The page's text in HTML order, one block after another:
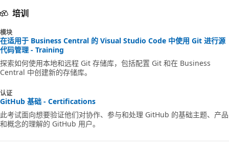
培训
模块
在适用于 Business Central 的 Visual Studio Code 中使用 Git 进行源
代码管理 - Training
探索如何使用本地和远程 Git 存储库，包括配置 Git 和在 Business
Central 中创建新的存储库。
认证
GitHub 基础 - Certifications
此考试面向想要验证他们对协作、参与和处理 GitHub 的基础主题、产品
和概念的理解的 GitHub 用户。